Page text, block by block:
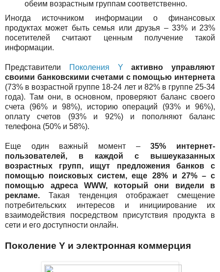
обеим возрастным группам соответственно.
Иногда источником информации о финансовых
продуктах может быть семья или друзья – 33% и 23%
посетителей считают ценным получение такой
информации.
Представители Поколения Y
активно управляют
своими банковскими счетами с помощью интернета
(73% в возрастной группе 18-24 лет и 82% в группе 25-34
года). Там они, в основном, проверяют баланс своего
счета (96% и 98%), историю операций (93% и 96%),
оплату счетов (93% и 92%) и пополняют баланс
телефона (50% и 58%).
Еще один важный момент –35% интернет-
пользователей, в каждой с вышеуказанных
возрастных групп, ищут предложения банков с
помощью поисковых систем, еще 28% и 27% – с
помощью адреса WWW, который они видели в
рекламе. Такая тенденция отображает смещение
потребительских интересов и инициирование их
взаимодействия посредством присутствия продукта в
сети и его доступности онлайн.
Поколение Y и электронная коммерция